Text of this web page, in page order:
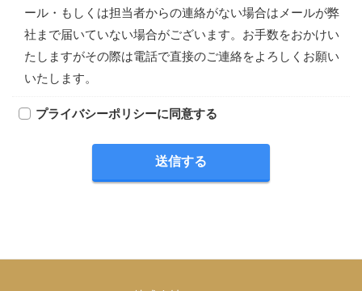
ール・もしくは担当者からの連絡がない場合はメールが弊
社まで届いていない場合がございます。お手数をおかけい
たしますがその際は電話で直接のご連絡をよろしくお願い
いたします。
プライバシーポリシーに同意する